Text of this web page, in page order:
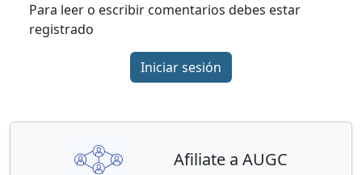
Para leer o escribir comentarios debes estar
registrado
Iniciar sesión
Afiliate a AUGC